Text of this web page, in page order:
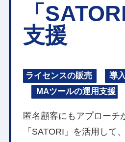
「
支援
ライセンスの販売
導
MAツールの運用支援
匿名顧客にもアプローチ
「SATORI」を活用して